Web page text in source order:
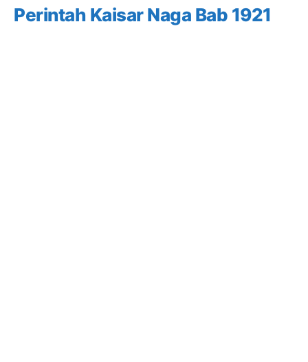
Perintah Kaisar Naga Bab 1921